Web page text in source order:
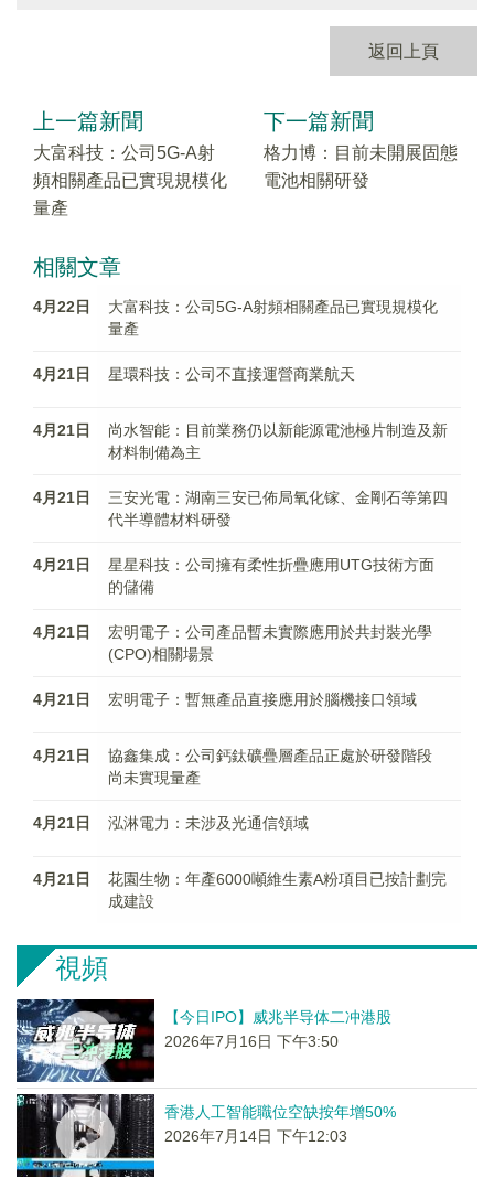
返回上頁
上一篇新聞
大富科技：公司5G-A射
頻相關產品已實現規模化
量產
下一篇新聞
格力博：目前未開展固態
電池相關研發
相關文章
4月22日
大富科技：公司5G-A射頻相關產品已實現規模化
量產
4月21日 星環科技：公司不直接運營商業航天
4月21日
尚水智能：目前業務仍以新能源電池極片制造及新
材料制備為主
4月21日
三安光電：湖南三安已佈局氧化镓、金剛石等第四
代半導體材料研發
4月21日
星星科技：公司擁有柔性折疊應用UTG技術方面
的儲備
4月21日
宏明電子：公司產品暫未實際應用於共封裝光學
(CPO)相關場景
4月21日 宏明電子：暫無產品直接應用於腦機接口領域
4月21日
協鑫集成：公司鈣鈦礦疊層產品正處於研發階段
尚未實現量產
4月21日 泓淋電力：未涉及光通信領域
4月21日
花園生物：年產6000噸維生素A粉項目已按計劃完
成建設
視頻
【今日IPO】威兆半导体二冲港股
2026年7月16日 下午3:50
香港人工智能職位空缺按年增50%
2026年7月14日 下午12:03